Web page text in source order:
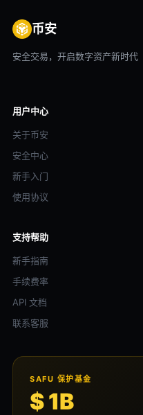
币安
安全交易，开启数字资产新时代
用户中心
关于币安
安全中心
新手入门
使用协议
支持帮助
新手指南
手续费率
API 文档
联系客服
SAFU 保护基金
$ 1B